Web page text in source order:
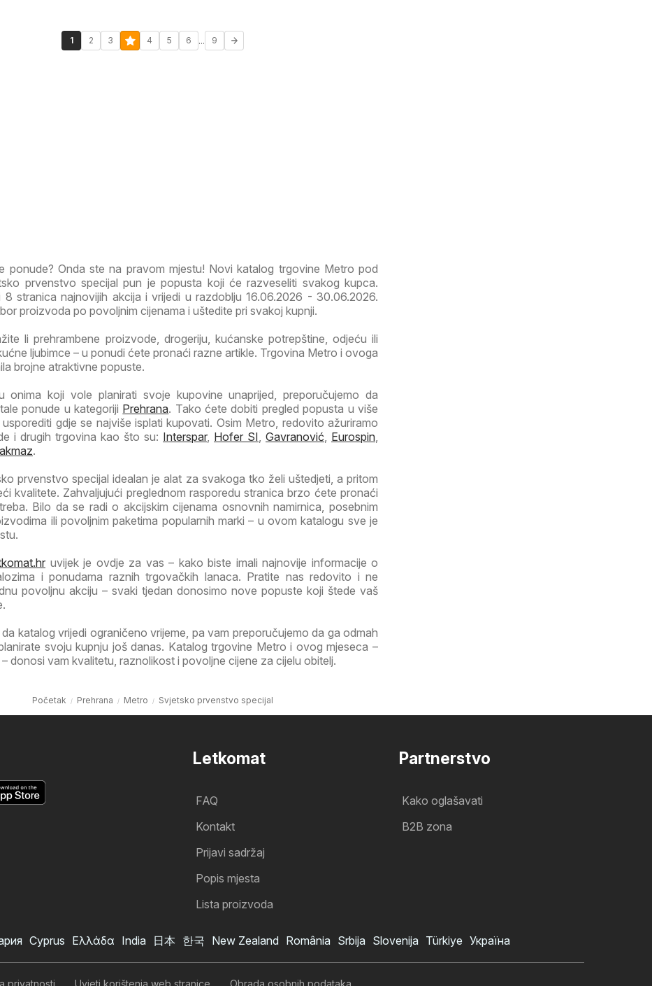
Metro katalog
Želim se pretplatiti na katalog
1 2 3 4 5 6 ... 9
ponude? Onda ste na pravom mjestu! Novi katalog trgovine Metro pod
prvenstvo specijal pun je popusta koji će razveseliti svakog kupca.
8 stranica najnovijih akcija i vrijedi u razdoblju 16.06.2026 - 30.06.2026.
proizvoda po povoljnim cijenama i uštedite pri svakoj kupnji.
li prehrambene proizvode, drogeriju, kućanske potrepštine, odjeću ili
ljubimce – u ponudi ćete pronaći razne artikle. Trgovina Metro i ovoga
brojne atraktivne popuste.
onima koji vole planirati svoje kupovine unaprijed, preporučujemo da
ponude u kategoriji Prehrana. Tako ćete dobiti pregled popusta u više
gdje se najviše isplati kupovati. Osim Metro, redovito ažuriramo
i drugih trgovina kao što su: Interspar, Hofer SI Gavranović Eurospin
.
prvenstvo specijal idealan je alat za svakoga tko želi uštedjeti, a pritom
kvalitete. Zahvaljujući preglednom rasporedu stranica brzo ćete pronaći
Bilo da se radi o akcijskim cijenama osnovnih namirnica, posebnim
ili povoljnim paketima popularnih marki – u ovom katalogu sve je
uvijek je ovdje za vas – kako biste imali najnovije informacije o
i ponudama raznih trgovačkih lanaca. Pratite nas redovito i ne
povoljnu akciju – svaki tjedan donosimo nove popuste koji štede vaš
katalog vrijedi ograničeno vrijeme, pa vam preporučujemo da ga odmah
svoju kupnju još danas. Katalog trgovine Metro i ovog mjeseca –
donosi vam kvalitetu, raznolikost i povoljne cijene za cijelu obitelj.
Početak Prehrana Metro Svjetsko prvenstvo specijal
Letkomat
FAQ
Kontakt
Prijavi sadržaj
Popis mjesta
Lista proizvoda
Partnerstvo
Kako oglašavati
B2B zona
Cyprus Ελλάδα India 日本 한국 New Zealand România Srbija Slovenija Türkiye Україна
privatnosti Uvjeti korištenja web stranice Obrada osobnih podataka